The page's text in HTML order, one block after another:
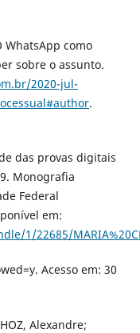
WhatsApp como
sobre o assunto.
2020-jul-
.
das provas digitais
Monografia
Federal
em:
22685/
Acesso em: 30
Alexandre;